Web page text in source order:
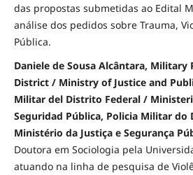
das propostas submetidas ao Edital
análise dos pedidos sobre Trauma,
Pública.
Daniele de Sousa Alcântara, Military
District / Ministry of Justice and
Militar del Distrito Federal /
Seguridad Pública, Policia Militar do
Ministério da Justiça e Segurança
Doutora em Sociologia pela
atuando na linha de pesquisa de